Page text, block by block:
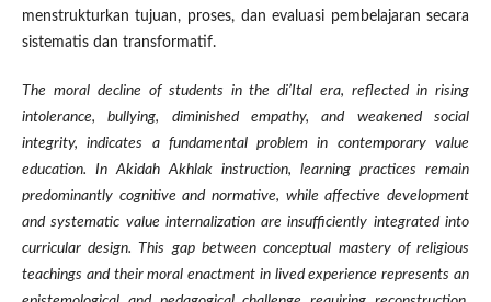
menstrukturkan tujuan, proses, dan evaluasi pembelajaran secara
sistematis dan transformatif.
The moral decline of students in the di’Ital era, reflected in rising
intolerance, bullying, diminished empathy, and weakened social
integrity, indicates a fundamental problem in contemporary value
education. In Akidah Akhlak instruction, learning practices remain
predominantly cognitive and normative, while affective development
and systematic value internalization are insufficiently integrated into
curricular design. This gap between conceptual mastery of religious
teachings and their moral enactment in lived experience represents an